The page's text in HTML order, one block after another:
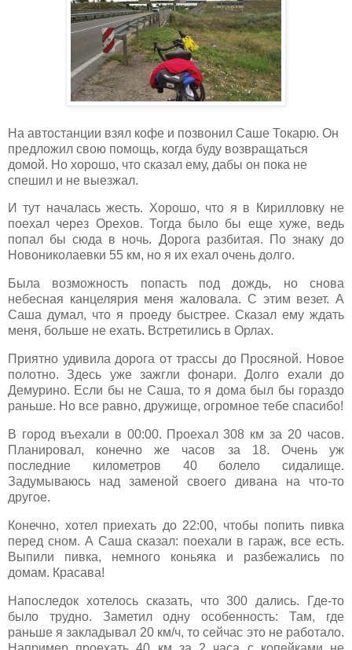
На автостанции взял кофе и позвонил Саше Токарю. Он
предложил свою помощь, когда буду возвращаться
домой. Но хорошо, что сказал ему, дабы он пока не
спешил и не выезжал.
И тут началась жесть. Хорошо, что я в Кирилловку не
поехал через Орехов. Тогда было бы еще хуже, ведь
попал бы сюда в ночь. Дорога разбитая. По знаку до
Новониколаевки 55 км, но я их ехал очень долго.
Была возможность попасть под дождь, но снова
небесная канцелярия меня жаловала. С этим везет. А
Саша думал, что я проеду быстрее. Сказал ему ждать
меня, больше не ехать. Встретились в Орлах.
Приятно удивила дорога от трассы до Просяной. Новое
полотно. Здесь уже зажгли фонари. Долго ехали до
Демурино. Если бы не Саша, то я дома был бы гораздо
раньше. Но все равно, дружище, огромное тебе спасибо!
В город въехали в 00:00. Проехал 308 км за 20 часов.
Планировал, конечно же часов за 18. Очень уж
последние километров 40 болело сидалище.
Задумываюсь над заменой своего дивана на что-то
другое.
Конечно, хотел приехать до 22:00, чтобы попить пивка
перед сном. А Саша сказал: поехали в гараж, все есть.
Выпили пивка, немного коньяка и разбежались по
домам. Красава!
Напоследок хотелось сказать, что 300 дались. Где-то
было трудно. Заметил одну особенность: Там, где
раньше я закладывал 20 км/ч, то сейчас это не работало.